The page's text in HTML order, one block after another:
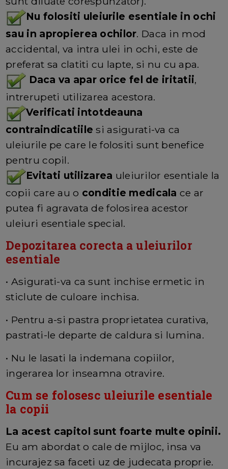
Nu folositi uleiurile esentiale in ochi
sau in apropierea ochilor. Daca in mod
accidental, va intra ulei in ochi, este de
preferat sa clatiti cu lapte, si nu cu apa.
Daca va apar orice fel de iritatii,
intrerupeti utilizarea acestora.
Verificati intotdeauna
contraindicatiile si asigurati-va ca
uleiurile pe care le folositi sunt benefice
pentru copil.
Evitati utilizarea uleiurilor esentiale la
copii care au o conditie medicala ce ar
putea fi agravata de folosirea acestor
uleiuri esentiale special.
Depozitarea corecta a uleiurilor
esentiale
• Asigurati-va ca sunt inchise ermetic in
sticlute de culoare inchisa.
• Pentru a-si pastra proprietatea curativa,
pastrati-le departe de caldura si lumina.
• Nu le lasati la indemana copiilor,
ingerarea lor inseamna otravire.
Cum se folosesc uleiurile esentiale
la copii
La acest capitol sunt foarte multe opinii.
Eu am abordat o cale de mijloc, insa va
incurajez sa faceti uz de judecata proprie.